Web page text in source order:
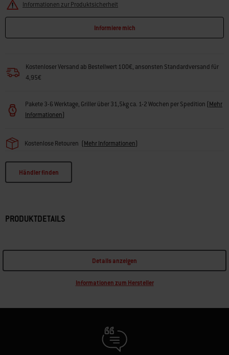
Informationen zur Produktsicherheit
Informiere mich
Kostenloser Versand ab Bestellwert 100€, ansonsten Standardversand für
4,95€
Pakete 3-6 Werktage, Griller über 31,5kg ca. 1-2 Wochen per Spedition (Mehr
Informationen)
Kostenlose Retouren (Mehr Informationen)
Händler finden
PRODUKTDETAILS
Details anzeigen
Informationen zum Hersteller